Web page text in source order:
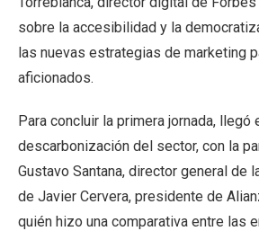
sobre la accesibilidad y la
las nuevas estrategias de marketing
aficionados.
Para concluir la primera jornada, llegó
descarbonización del sector, con la
Gustavo Santana, director general de
de Javier Cervera, presidente de
quién hizo una comparativa entre las